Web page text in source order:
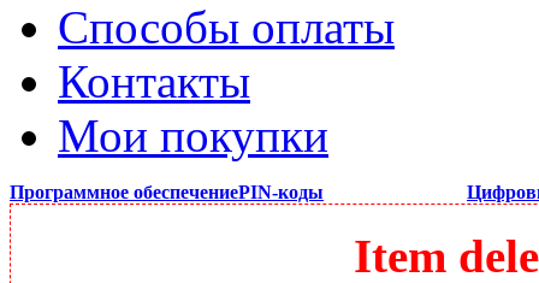
Способы оплаты
Контакты
Мои покупки
Программное обеспечениеPIN-коды
Item